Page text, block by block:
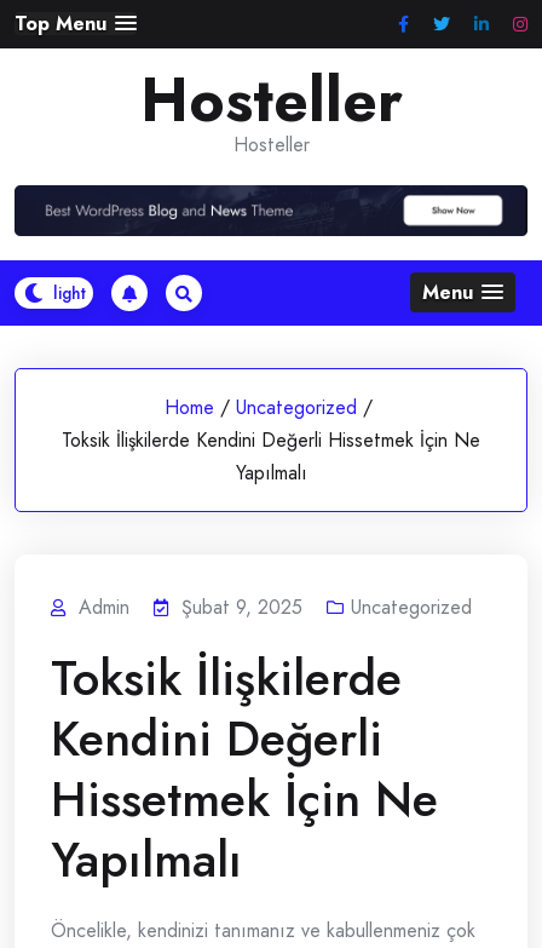
Skip
to
Top Menu
Hosteller
Hosteller
Menu
Home / Uncategorized /
Toksik İlişkilerde Kendini Değerli Hissetmek İçin Ne
Yapılmalı
Admin Şubat 9, 2025 Uncategorized
Toksik İlişkilerde
Kendini Değerli
Hissetmek İçin Ne
Yapılmalı
Öncelikle, kendinizi tanımanız ve kabullenmeniz çok